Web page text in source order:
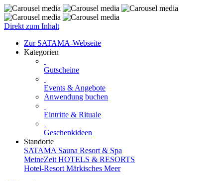
Direkt zum Inhalt
Zur SATAMA-Webseite
Kategorien
Gutscheine
Events & Angebote
Anwendung buchen
Eintritte & Rituale
Geschenkideen
Standorte
SATAMA Sauna Resort & Spa
MeineZeit HOTELS & RESORTS
Hotel-Resort Märkisches Meer